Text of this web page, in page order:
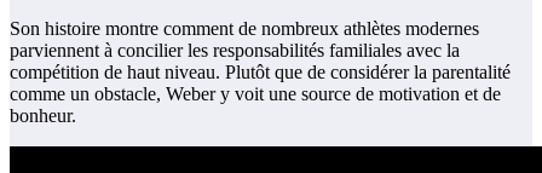
Son histoire montre comment de nombreux athlètes modernes
parviennent à concilier les responsabilités familiales avec la
compétition de haut niveau. Plutôt que de considérer la parentalité
comme un obstacle, Weber y voit une source de motivation et de
bonheur.